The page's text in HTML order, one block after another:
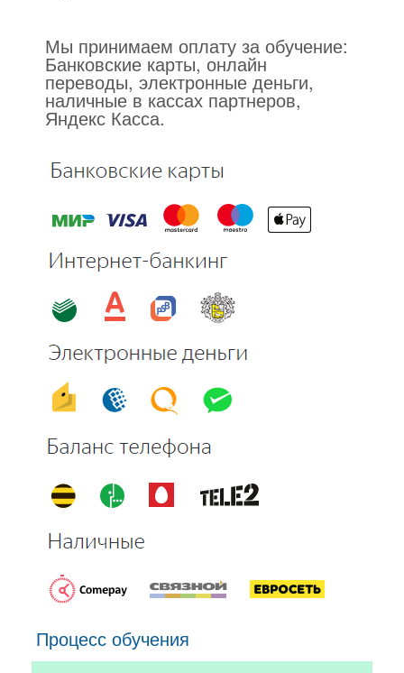
Мы принимаем оплату за обучение:
Банковские карты, онлайн
переводы, электронные деньги,
наличные в кассах партнеров,
Яндекс Касса.
Процесс обучения